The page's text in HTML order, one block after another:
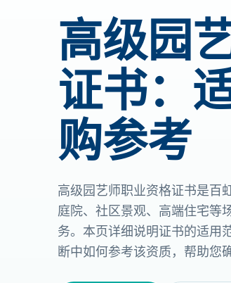
高级园
证书：
购参考
高级园艺师职业资格证书是百
庭院、社区景观、高端住宅等
务。本页详细说明证书的适用
断中如何参考该资质，帮助您